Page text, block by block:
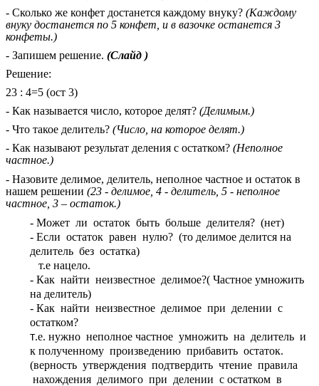
- Сколько же конфет достанется каждому внуку? (Каждому
внуку достанется по 5 конфет, и в вазочке останется 3
конфеты.)
- Запишем решение. (Слайд )
Решение:
23 : 4=5 (ост 3)
- Как называется число, которое делят? (Делимым.)
- Что такое делитель? (Число, на которое делят.)
- Как называют результат деления с остатком? (Неполное
частное.)
- Назовите делимое, делитель, неполное частное и остаток в
нашем решении (23 - делимое, 4 - делитель, 5 - неполное
частное, 3 – остаток.)
- Может ли остаток быть больше делителя? (нет)
- Если остаток равен нулю? (то делимое делится на
делитель без остатка)
т.е нацело.
- Как найти неизвестное делимое?( Частное умножить
на делитель)
- Как найти неизвестное делимое при делении с
остатком?
Т.е. нужно неполное частное умножить на делитель и
к полученному произведению прибавить остаток.
(верность утверждения подтвердить чтение правила
нахождения делимого при делении с остатком в